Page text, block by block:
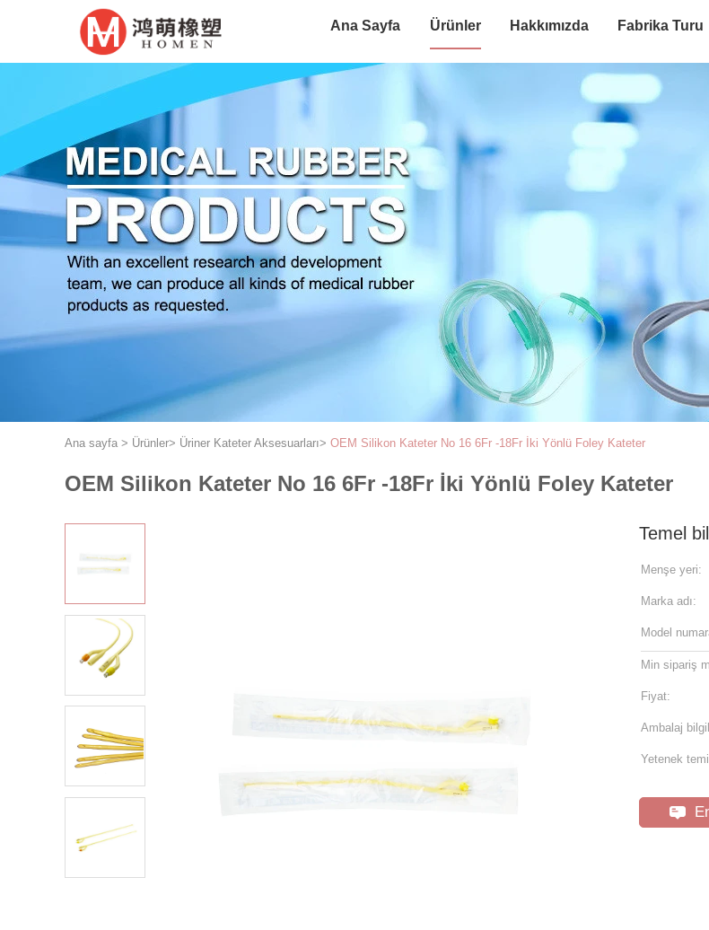
Ana Sayfa Ürünler Hakkımızda Fabrika Turu
Ana sayfa > Ürünler> Üriner Kateter Aksesuarları> OEM Silikon Kateter No 16 6Fr -18Fr İki Yönlü Foley Kateter
OEM Silikon Kateter No 16 6Fr -18Fr İki Yönlü Foley Kateter
Temel
Menşe yeri:
Marka adı:
Model
Min sipariş
Fiyat:
Ambalaj
Yetenek